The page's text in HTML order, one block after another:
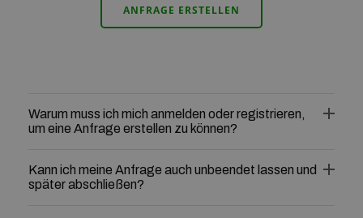
ANFRAGE ERSTELLEN
Warum muss ich mich anmelden oder registrieren,
um eine Anfrage erstellen zu können?
Kann ich meine Anfrage auch unbeendet lassen und
später abschließen?